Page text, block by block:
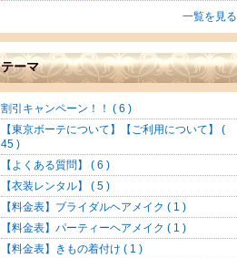
一覧を見る
テーマ
割引キャンペーン！！ ( 6 )
【東京ボーテについて】【ご利用について】 (
45 )
【よくある質問】 ( 6 )
【衣装レンタル】 ( 5 )
【料金表】ブライダルヘアメイク ( 1 )
【料金表】パーティーヘアメイク ( 1 )
【料金表】きもの着付け ( 1 )